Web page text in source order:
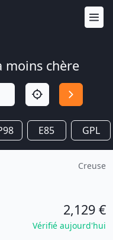
moins chère
E85 GPL
Creuse
2,129 €
Vérifié aujourd'hui